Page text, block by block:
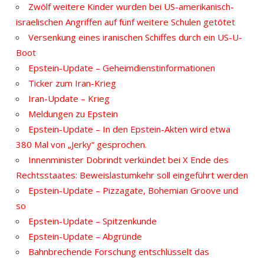
Zwölf weitere Kinder wurden bei US-amerikanisch-
israelischen Angriffen auf fünf weitere Schulen getötet
Versenkung eines iranischen Schiffes durch ein US-U-
Boot
Epstein-Update – Geheimdienstinformationen
Ticker zum Iran-Krieg
Iran-Update – Krieg
Meldungen zu Epstein
Epstein-Update – In den Epstein-Akten wird etwa
380 Mal von „Jerky“ gesprochen.
Innenminister Dobrindt verkündet bei X Ende des
Rechtsstaates: Beweislastumkehr soll eingeführt werden
Epstein-Update – Pizzagate, Bohemian Groove und
so
Epstein-Update – Spitzenkunde
Epstein-Update – Abgründe
Bahnbrechende Forschung entschlüsselt das